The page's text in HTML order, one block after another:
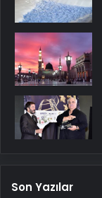
Son Yazılar